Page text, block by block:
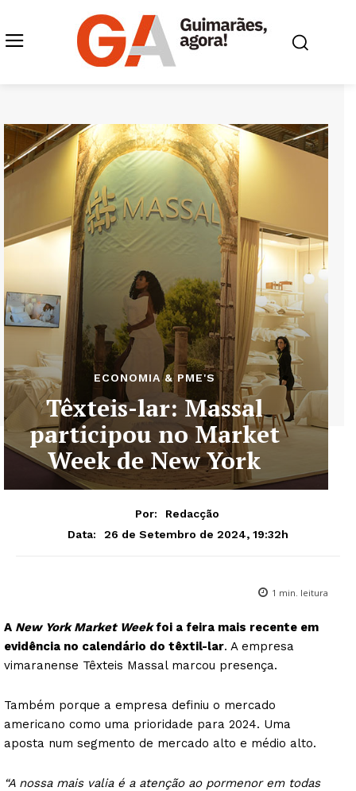
ECONOMIA & PME'S
Têxteis-lar: Massal
participou no Market
Week de New York
Por:
Redacção
Data:
26 de Setembro de 2024, 19:32h
1 min. leitura
A New York Market Weekfoi a feira mais recente em
evidência no calendário do têxtil-lar. A empresa
vimaranense Têxteis Massal marcou presença.
Também porque a empresa definiu o mercado
americano como uma prioridade para 2024. Uma
aposta num segmento de mercado alto e médio alto.
“A nossa mais valia é a atenção ao pormenor em todas